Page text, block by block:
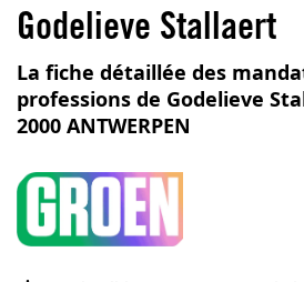
Godelieve Stallaert
La fiche détaillée des
professions de Godelieve
2000 ANTWERPEN